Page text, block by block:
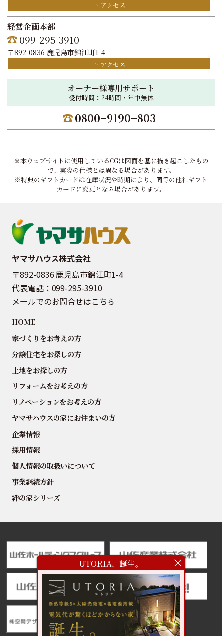
アクセス
経営企画本部
099-295-3910
〒892-0836 鹿児島市錦江町1-4
アクセス
オーナー様専用サポート
受付時間： 24時間・年中無休
0800−9190−803
※本ウェブサイトに使用しているCGは図面を基に描き起こしたもの
で、実際の仕様とは異なる場合があります。
※特典のギフトカードは在庫状況や時期により、同等の他社ギフト
カードに変更となる場合があります。
ヤマサハウス株式会社
〒892-0836 鹿児島市錦江町1-4
代表電話： 099-295-3910
メールでのお問合せはこちら
HOME
家づくりをお考えの方
分譲住宅をお探しの方
土地をお探しの方
リフォームをお考えの方
リノベーションをお考えの方
ヤマサハウスの家にお住まいの方
企業情報
採用情報
個人情報の取扱いについて
事業継続方針
絆の家シリーズ
UTORIA、誕生。